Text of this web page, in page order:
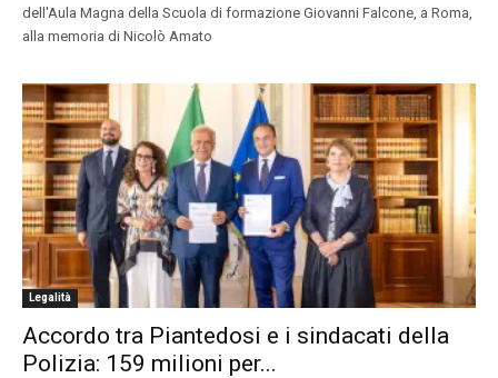
dell'Aula Magna della Scuola di formazione Giovanni Falcone, a Roma,
alla memoria di Nicolò Amato
Legalità
Accordo tra Piantedosi e i sindacati della
Polizia: 159 milioni per...